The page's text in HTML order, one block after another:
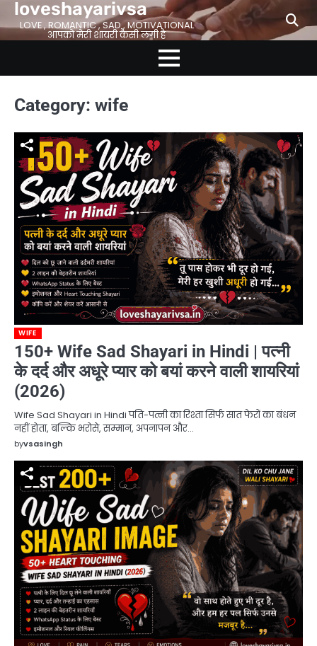
Skip
to
content
loveshayarivsa
LOVE , ROMANTIC , SAD , MOTIVATIONAL
आपको मेरी शायरी कैसी लगी है
Category: wife
WIFE
150+ Wife Sad Shayari in Hindi | पत्नी
के दर्द और अधूरे प्यार को बयां करने वाली शायरियां
(2026)
Wife Sad Shayari in Hindi पति-पत्नी का रिश्ता सिर्फ सात फेरों का बंधन
नहीं होता, बल्कि भरोसे, सम्मान, अपनापन और…
byvsasingh